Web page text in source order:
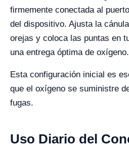
firmemente conectada al
del dispositivo. Ajusta la
orejas y coloca las puntas en
una entrega óptima de oxígeno.
Esta configuración inicial es
que el oxígeno se suministre
fugas.
Uso Diario del